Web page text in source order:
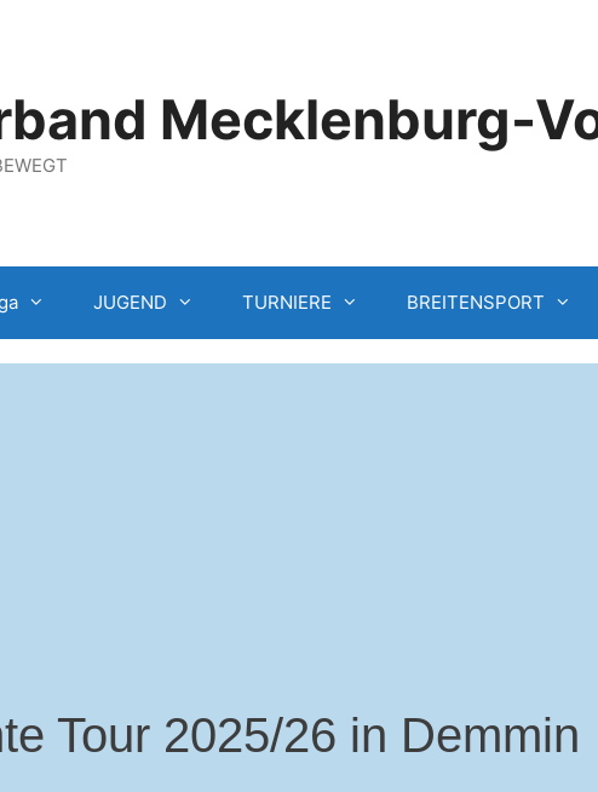
Mecklenburg-
JUGEND TURNIERE BREITENSPORT
Tour 2025/26 in Demmin